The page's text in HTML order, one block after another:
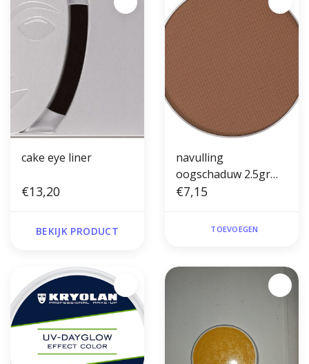
cake eye liner
€13,20
BEKIJK PRODUCT
navulling
oogschaduw 2.5gr
Oak
€7,15
TOEVOEGEN